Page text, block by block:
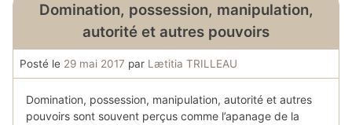
Domination, possession, manipulation,
autorité et autres pouvoirs
Posté le 29 mai 2017 par Lætitia TRILLEAU
Domination, possession, manipulation, autorité et autres
pouvoirs sont souvent perçus comme l’apanage de la